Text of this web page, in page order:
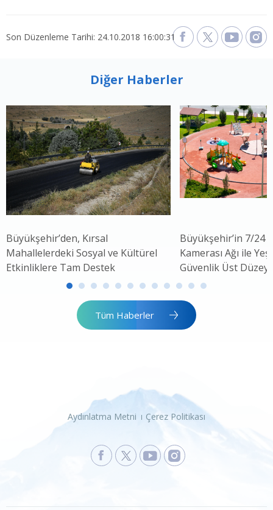
Son Düzenleme Tarihi: 24.10.2018 16:00:31
Diğer Haberler
Büyükşehir’den, Kırsal
Mahallelerdeki Sosyal ve Kültürel
Etkinliklere Tam Destek
Büyükşehir’in 7/24
Kamerası Ağı ile
Güvenlik Üst
Tüm Haberler
Aydınlatma Metni Çerez Politikası